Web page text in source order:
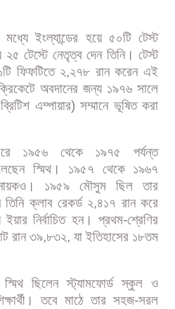
ইংল্যান্ডের হয়ে ৫০টি টেস্ট
টেস্টে নেতৃত্ব দেন তিনি। টেস্ট
ফিফটিতে ২,২৭৮ রান করেন এই
অবদানের জন্য ১৯৭৬ সালে
এম্পায়ার) সম্মানে ভূষিত করা
১৯৫৬ থেকে ১৯৭৫ পর্যন্ত
স্মিথ। ১৯৫৭ থেকে ১৯৬৭
১৯৫৯ মৌসুম ছিল তার
তিনি ক্লাব রেকর্ড ২,৪১৭ রান করে
নির্বাচিত হন। প্রথম-শ্রেণির
রান ৩৯,৮৩২, যা ইতিহাসের ১৮তম
ছিলেন স্ট্যামফোর্ড স্কুল ও
তবে মাঠে তার সহজ-সরল